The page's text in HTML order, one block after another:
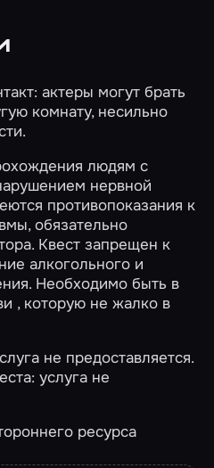
актеры могут брать
комнату, несильно
людям с
нервной
противопоказания к
обязательно
Квест запрещен к
алкогольного и
Необходимо быть в
, которую не жалко в
не предоставляется.
услуга не
ресурса